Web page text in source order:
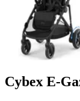
Cybex E-